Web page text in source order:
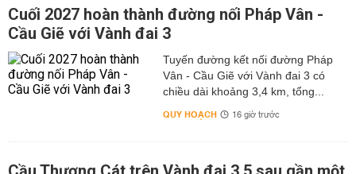
Cuối 2027 hoàn thành đường nối Pháp Vân -
Cầu Giẽ với Vành đai 3
Tuyến đường kết nối đường Pháp
Vân - Cầu Giẽ với Vành đai 3 có
chiều dài khoảng 3,4 km, tổng...
QUY HOẠCH 16 giờ trước